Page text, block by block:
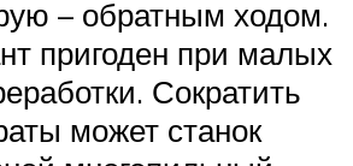
– обратным ходом.
пригоден при малых
Сократить
может станок